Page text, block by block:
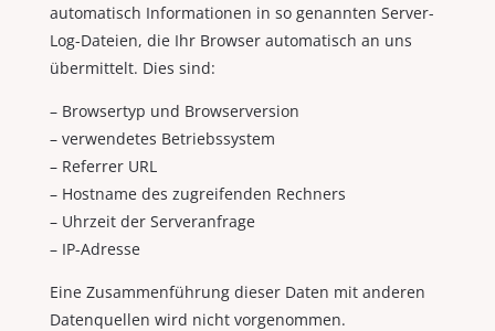
automatisch Informationen in so genannten Server-
Log-Dateien, die Ihr Browser automatisch an uns
übermittelt. Dies sind:
– Browsertyp und Browserversion
– verwendetes Betriebssystem
– Referrer URL
– Hostname des zugreifenden Rechners
– Uhrzeit der Serveranfrage
– IP-Adresse
Eine Zusammenführung dieser Daten mit anderen
Datenquellen wird nicht vorgenommen.